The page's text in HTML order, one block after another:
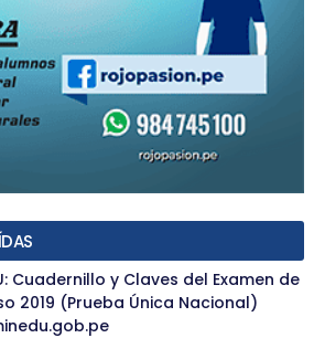
Cuadernillo y Claves del Examen de
2019 (Prueba Única Nacional)